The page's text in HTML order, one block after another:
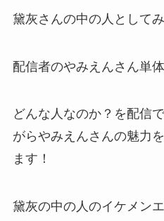
黛灰さんの中の人として
配信者のやみえんさん単
どんな人なのか？ を配信
がらやみえんさんの魅力
ます！
黛灰の中の人のイケメン